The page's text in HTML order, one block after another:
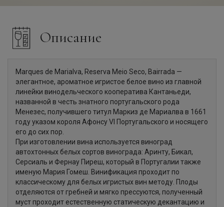
Описание
Marques de Marialva, Reserva Meio Seco, Bairrada —
элегантное, ароматное игристое белое вино из главной
линейки винодельческого кооператива Кантаньеди,
названной в честь знатного португальского рода
Менезес, получившего титул Маркиз де Мариалва в 1661
году указом короля Афонсу VI Португальского и носящего
его до сих пор.
При изготовлении вина используется виноград
автохтонных белых сортов винограда: Аринту, Бикал,
Серсиаль и Фернау Пиреш, который в Португалии также
именую Мария Гомеш. Винификация проходит по
классическому для белых игристых вин методу. Плоды
отделяются от гребней и мягко прессуются, полученный
муст проходит естественную статическую декантацию и